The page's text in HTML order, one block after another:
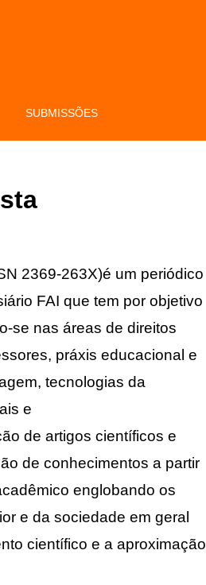
SUBMISSÕES
2369-263X)é um periódico
FAI que tem por objetivo
se nas áreas de direitos
práxis educacional e
tecnologias da
e
de artigos científicos e
de conhecimentos a partir
englobando os
e da sociedade em geral
científico e a aproximação